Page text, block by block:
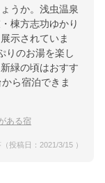
うか。浅虫温泉
棟方志功ゆかり
示されていま
りのお湯を楽し
緑の頃はおすす
ら宿泊できま
ある宿
投稿日：2021/3/15 ）